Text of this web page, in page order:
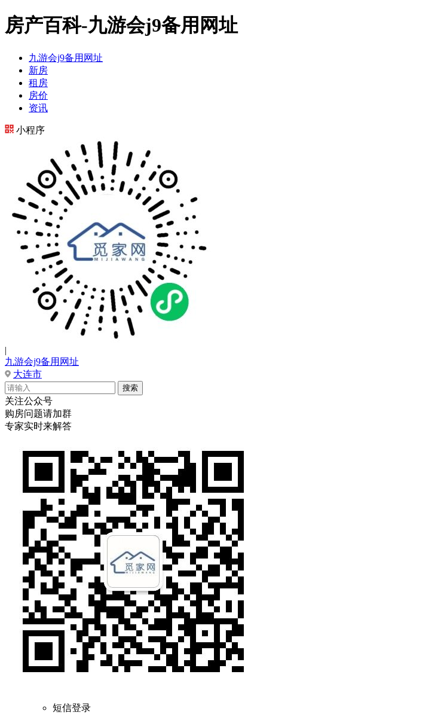
房产百科-九游会j9备用网址
九游会j9备用网址
新房
租房
房价
资讯
小程序
|
九游会j9备用网址
大连市
关注公众号
购房问题请加群
专家实时来解答
短信登录